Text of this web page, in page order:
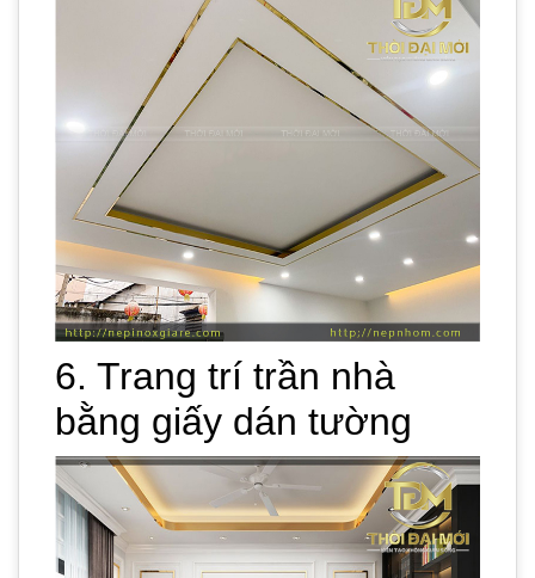
6. Trang trí trần nhà
bằng giấy dán tường